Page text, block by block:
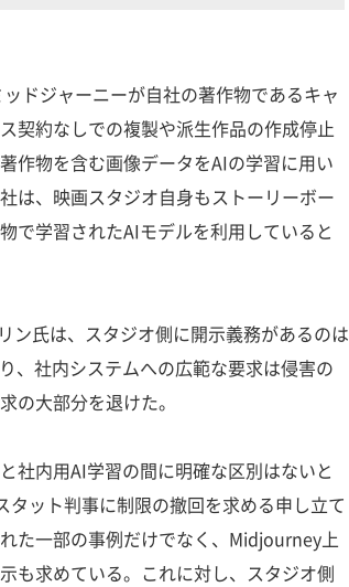
ドジャーニーが自社の著作物であるキャ
契約なしでの複製や派生作品の作成停止
作物を含む画像データをAIの学習に用い
は、映画スタジオ自身もストーリーボー
で学習されたAIモデルを利用していると
氏は、スタジオ側に開示義務があるのは
、社内システムへの広範な要求は侵害の
の大部分を退けた。
社内用AI学習の間に明確な区別はないと
ット判事に制限の撤回を求める申し立て
た一部の事例だけでなく、Midjourney上
も求めている。これに対し、スタジオ側